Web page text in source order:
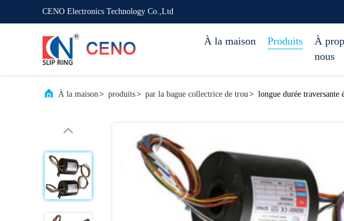
CENO Electronics Technology Co.,Ltd
À la maison Produits
À
nous
À la maison> produits> par la bague collectrice de trou> longue durée